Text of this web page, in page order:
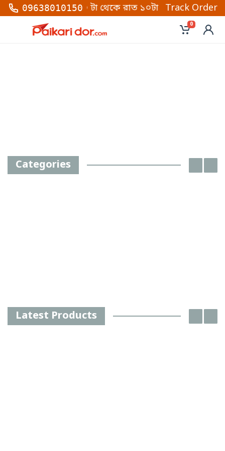
09638010150
করুন সকাল ১০ টা থেকে রাত ১০টা (শনি থেকেTrack Order
0
Categories
Latest Products